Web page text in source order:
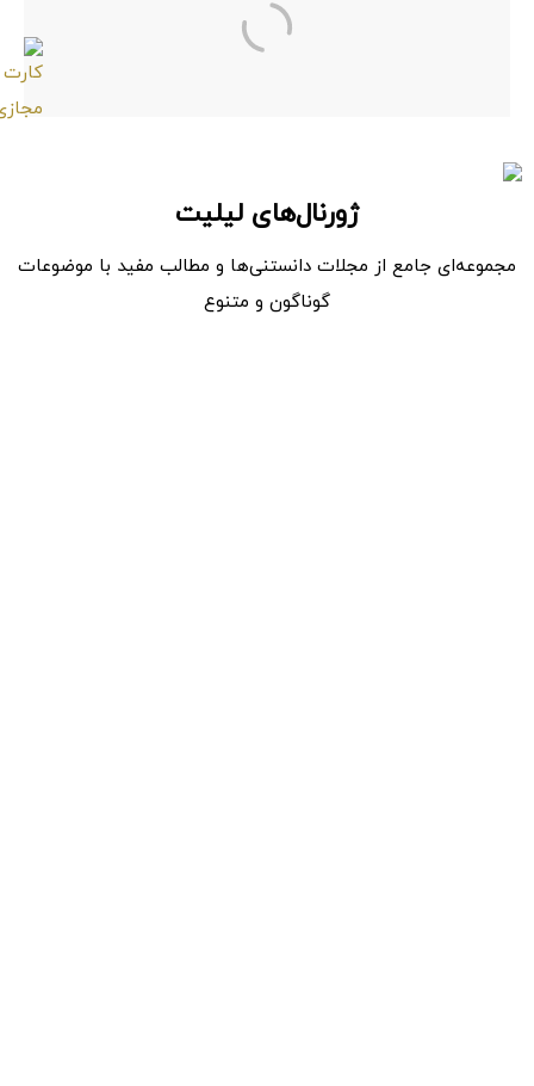
ژورنال‌های لیلیت
مجموعه‌ای جامع از مجلات دانستنی‌ها و مطالب مفید با موضوعات
گوناگون و متنوع